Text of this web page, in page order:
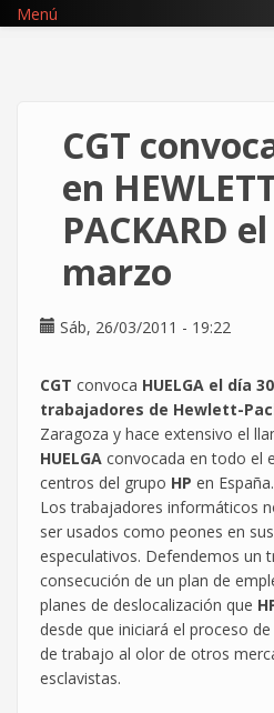
Pasar
Menú
CGT
en
PACKARD
marzo
Sáb, 26/03/2011 - 19:22
CGT convoca HUELGA el día
trabajadores de Hewlett-
Zaragoza y hace extensivo el
HUELGA convocada en todo el
centros del grupo HP en España.
Los trabajadores informáticos
ser usados como peones en
especulativos. Defendemos un
consecución de un plan de
planes de deslocalización que
desde que iniciará el proceso
de trabajo al olor de otros
esclavistas.